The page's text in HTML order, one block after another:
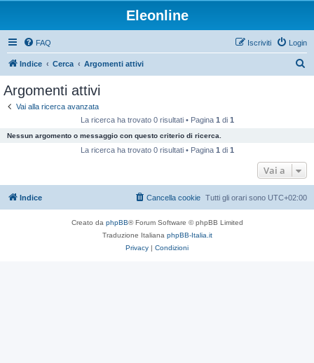
Eleonline
FAQ Login
Iscriviti
Indice Cerca Argomenti attivi
Argomenti attivi
Vai alla ricerca avanzata
La ricerca ha trovato 0 risultati • Pagina 1 di 1
Nessun argomento o messaggio con questo criterio di ricerca.
La ricerca ha trovato 0 risultati • Pagina 1 di 1
Vai a
Indice Tutti gli orari sono UTC+02:00
Cancella cookie
Creato da phpBB® Forum Software © phpBB Limited
Traduzione Italiana phpBB-Italia.it
Privacy | Condizioni